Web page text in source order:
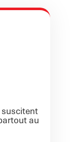
suscitent
au